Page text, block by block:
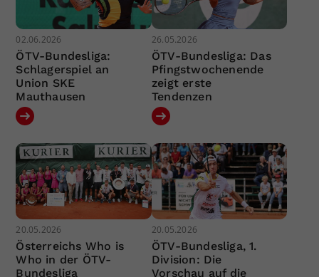
02.06.2026
ÖTV-Bundesliga:
Schlagerspiel an
Union SKE
Mauthausen
26.05.2026
ÖTV-Bundesliga: Das
Pfingstwochenende
zeigt erste
Tendenzen
20.05.2026
Österreichs Who is
Who in der ÖTV-
Bundesliga
20.05.2026
ÖTV-Bundesliga, 1.
Division: Die
Vorschau auf die